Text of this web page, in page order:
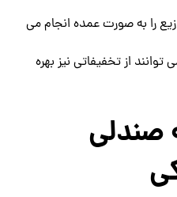
را به صورت عمده انجام می
توانند از تخفیفاتی نیز بهره
صندلی